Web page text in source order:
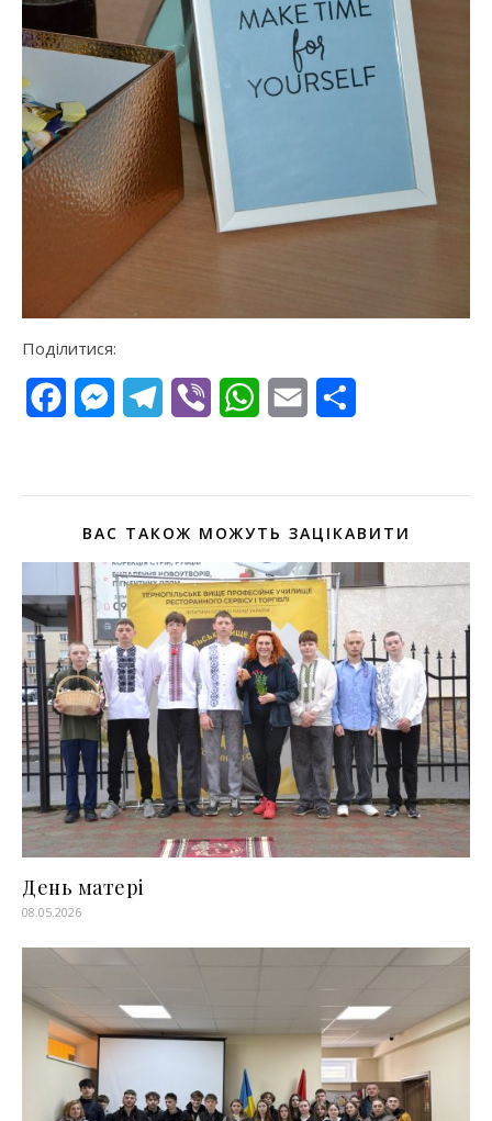
Поділитися:
FacebookMessengerTelegram
Viber WhatsApp
Email
ВАС ТАКОЖ МОЖУТЬ ЗАЦІКАВИТИ
День матері
08.05.2026